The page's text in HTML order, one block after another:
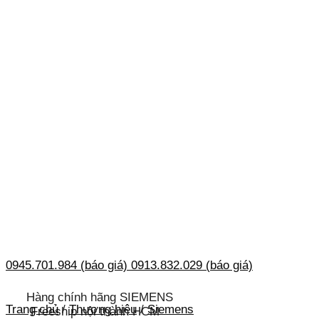
0945.701.984 (báo giá) 0913.832.029 (báo giá)
Hàng chính hãng SIEMENS
Freeship nội thành HCM
Trang chủ / Thương hiệu / Siemens